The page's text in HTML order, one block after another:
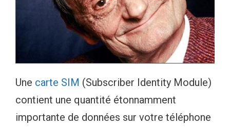
Une carte SIM (Subscriber Identity Module)
contient une quantité étonnamment
importante de données sur votre téléphone